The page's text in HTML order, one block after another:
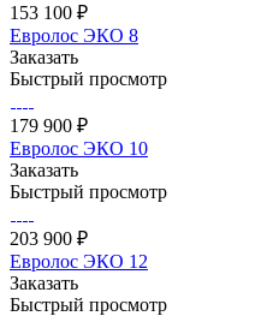
153 100 ₽
Евролос ЭКО 8
Заказать
Быстрый просмотр
179 900 ₽
Евролос ЭКО 10
Заказать
Быстрый просмотр
203 900 ₽
Евролос ЭКО 12
Заказать
Быстрый просмотр